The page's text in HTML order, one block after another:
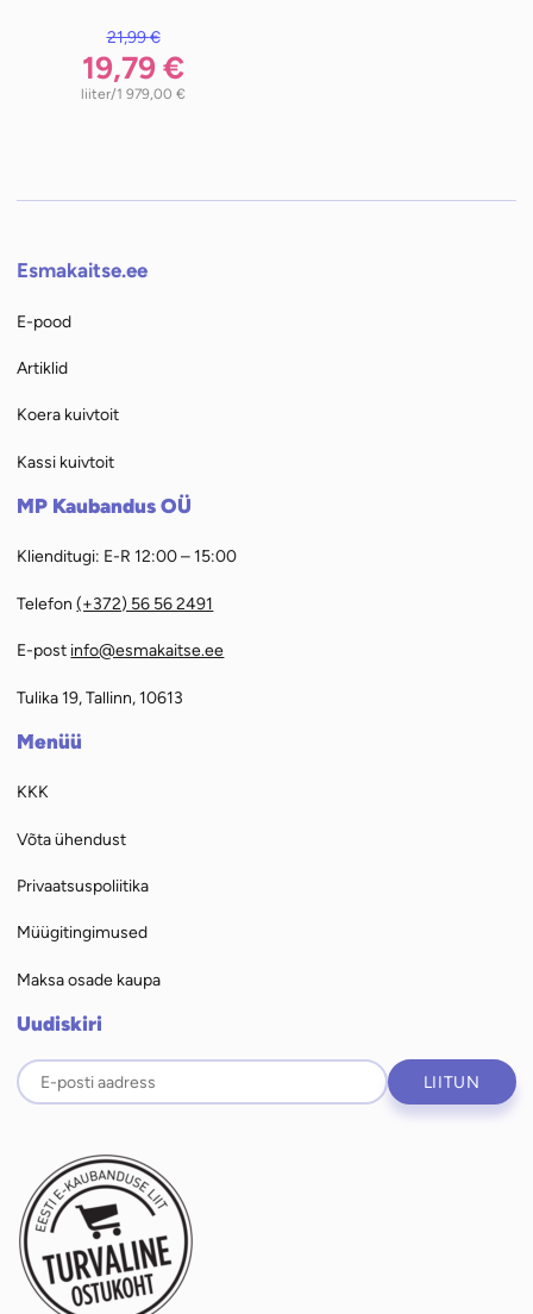
21,99€
21,99 €.
19,79 €
19,79 €.1 979,00 €
/liiter
Esmakaitse.ee
E-pood
Artiklid
Koera kuivtoit
Kassi kuivtoit
MP Kaubandus OÜ
Klienditugi: E-R 12:00 – 15:00
Telefon(+372) 56 56 2491
E-post info@esmakaitse.ee
Tulika 19, Tallinn, 10613
Menüü
KKK
Võta ühendust
Privaatsuspoliitika
Müügitingimused
Maksa osade kaupa
Uudiskiri